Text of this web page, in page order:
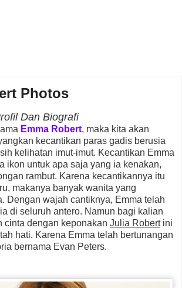
Photos
Dan Biografi
Emma Robert, maka kita akan
kecantikan paras gadis berusia
kelihatan imut-imut. Kecantikan Emma
ikon untuk apa saja yang ia kenakan,
rambut. Karena kecantikannya itu
makanya banyak wanita yang
Dengan wajah cantiknya, Emma telah
di seluruh antero. Namun bagi kalian
cinta dengan keponakan Julia Robertini
hati. Karena Emma telah bertunangan
bernama Evan Peters.